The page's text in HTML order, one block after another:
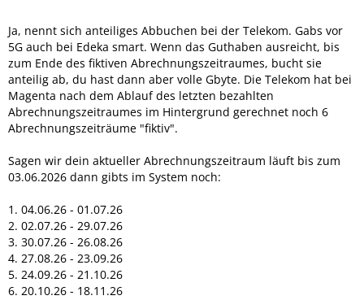
Ja, nennt sich anteiliges Abbuchen bei der Telekom. Gabs vor
5G auch bei Edeka smart. Wenn das Guthaben ausreicht, bis
zum Ende des fiktiven Abrechnungszeitraumes, bucht sie
anteilig ab, du hast dann aber volle Gbyte. Die Telekom hat bei
Magenta nach dem Ablauf des letzten bezahlten
Abrechnungszeitraumes im Hintergrund gerechnet noch 6
Abrechnungszeiträume "fiktiv".
Sagen wir dein aktueller Abrechnungszeitraum läuft bis zum
03.06.2026 dann gibts im System noch:
1. 04.06.26 - 01.07.26
2. 02.07.26 - 29.07.26
3. 30.07.26 - 26.08.26
4. 27.08.26 - 23.09.26
5. 24.09.26 - 21.10.26
6. 20.10.26 - 18.11.26